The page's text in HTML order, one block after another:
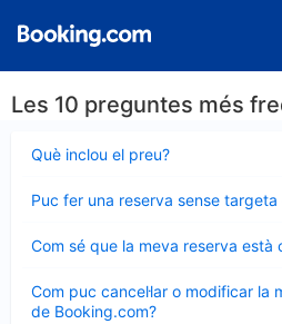
Les 10 preguntes més
Què inclou el preu?
tancat
Puc fer una reserva sense
tancat
Com sé que la meva reserva està
tancat
Com puc cancel·lar o modificar la
de Booking.com?
tancat